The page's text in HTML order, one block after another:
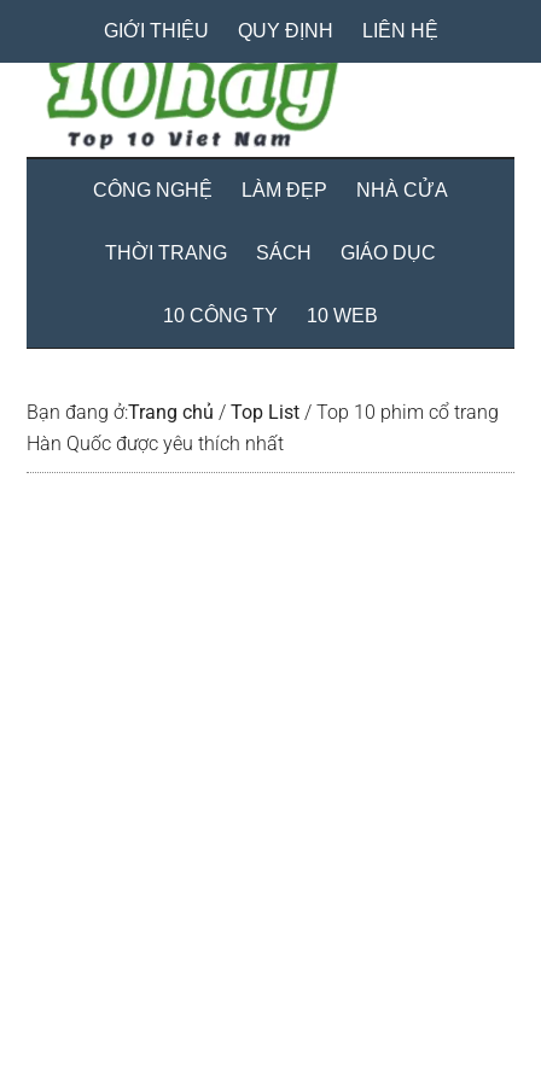
content
secondary
menu
primary
sidebar
GIỚI THIỆU QUY ĐỊNH LIÊN HỆ
CÔNG NGHỆ LÀM ĐẸP NHÀ CỬA
THỜI TRANG SÁCH GIÁO DỤC
10 CÔNG TY 10 WEB
Bạn đang ở:Trang chủ / Top List / Top 10 phim cổ trang
Hàn Quốc được yêu thích nhất